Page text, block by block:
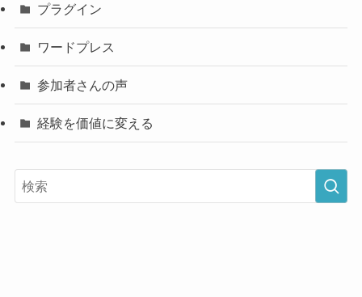
プラグイン
ワードプレス
参加者さんの声
経験を価値に変える